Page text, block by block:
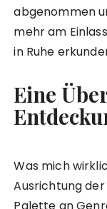
abgenommen
mehr am
in Ruhe
Eine
Was mich
Ausrichtung